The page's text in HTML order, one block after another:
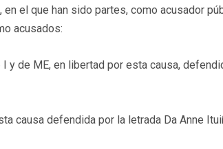
el que han sido partes, como acusador
acusados:
y de ME, en libertad por esta causa,
causa defendida por la letrada Da Anne